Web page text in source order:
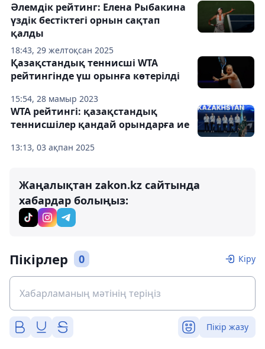
18:43, 29 желтоқсан 2025
Әлемдік рейтинг: Елена Рыбакина
үздік бестіктегі орнын сақтап
қалды
15:54, 28 мамыр 2023
Қазақстандық теннисші WTA
рейтингінде үш орынға көтерілді
13:13, 03 ақпан 2025
WTA рейтингі: қазақстандық
теннисшілер қандай орындарға ие
Жаңалықтан zakon.kz сайтында
хабардар болыңыз:
Пікірлер 0 Кіру
Пікір жазу